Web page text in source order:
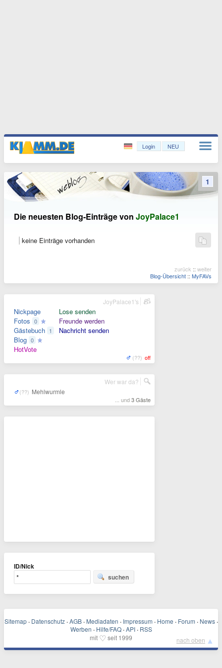
Login NEU
Die neuesten Blog-Einträge von JoyPalace1
keine Einträge vorhanden
zurück :: weiter
Blog-Übersicht :: MyFAVs
1
Nickpage
Fotos 0
Gästebuch 1
Blog 0
HotVote
Lose senden
Freunde werden
Nachricht senden
(??) off
JoyPalace1's
(??) Mehlwurmle
... und3 Gäste
Wer war da?
ID/Nick
suchen
Sitemap · Datenschutz · AGB · Mediadaten · Impressum · Home · Forum · News ·
Werben · Hilfe/FAQ · API · RSS
mit ♡ seit 1999 nach oben ▲